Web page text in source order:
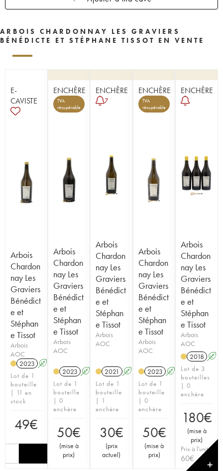
ARBOIS CHARDONNAY LES GRAVIERS
BÉNÉDICTE ET STÉPHANE TISSOT EN VENTE
E-
CAVISTE
Arbois
Chardon
nay Les
Graviers
Bénédict
e et
Stéphan
e Tissot
Arbois
AOC
2023 A
Lot de 1
bouteille
| 11 en
stock
49€
ENCHÈRE
TVA
récupérable
Arbois
Chardon
nay Les
Graviers
Bénédict
e et
Stéphan
e Tissot
Arbois
AOC
2023 A S
Lot de 1
bouteille
| 0
enchère
50€
(mise à
prix)
ENCHÈRE
7
Arbois
Chardon
nay Les
Graviers
Bénédict
e et
Stéphan
e Tissot
Arbois
AOC
2021 A S
Lot de 1
bouteille
| 1
enchère
30€
(prix
actuel)
ENCHÈRE
TVA
récupérable
Arbois
Chardon
nay Les
Graviers
Bénédict
e et
Stéphan
e Tissot
Arbois
AOC
2023 A S
Lot de 1
bouteille
| 0
enchère
50€
(mise à
prix)
ENCHÈRE
Arbois
Chardon
nay Les
Graviers
Bénédict
e et
Stéphan
e Tissot
Arbois
AOC
2018 A
Lot de 3
bouteilles
| 0
enchère
180€
(mise à
prix)
Prix à l'unité
60€
✕